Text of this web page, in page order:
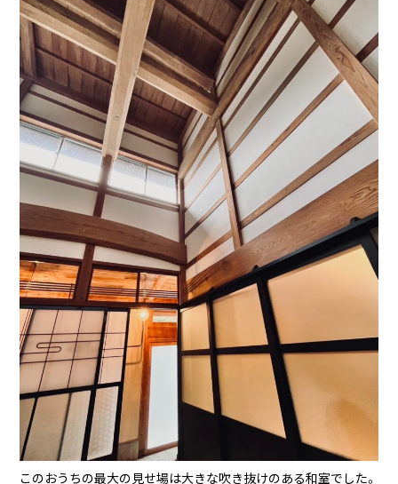
このおうちの最大の見せ場は大きな吹き抜けのある和室でした。